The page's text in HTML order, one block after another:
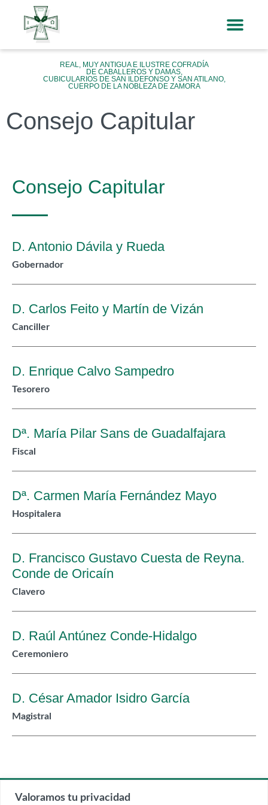
Valoramos tu privacidad
REAL, MUY ANTIGUA E ILUSTRE COFRADÍA
DE CABALLEROS Y DAMAS,
CUBICULARIOS DE SAN ILDEFONSO Y SAN ATILANO,
CUERPO DE LA NOBLEZA DE ZAMORA
Consejo Capitular
Consejo Capitular
D. Antonio Dávila y Rueda
Gobernador
D. Carlos Feito y Martín de Vizán
Canciller
D. Enrique Calvo Sampedro
Tesorero
Dª. María Pilar Sans de Guadalfajara
Fiscal
Dª. Carmen María Fernández Mayo
Hospitalera
D. Francisco Gustavo Cuesta de Reyna.
Conde de Oricaín
Clavero
D. Raúl Antúnez Conde-Hidalgo
Ceremoniero
D. César Amador Isidro García
Magistral